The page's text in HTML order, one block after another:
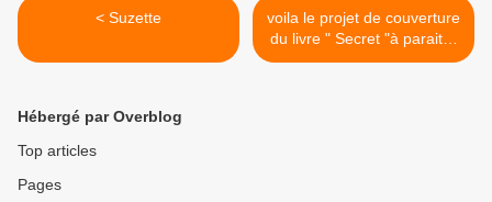
< Suzette
voila le projet de couverture
du livre " Secret "à paraitre
bientôt >
Hébergé par Overblog
Top articles
Pages